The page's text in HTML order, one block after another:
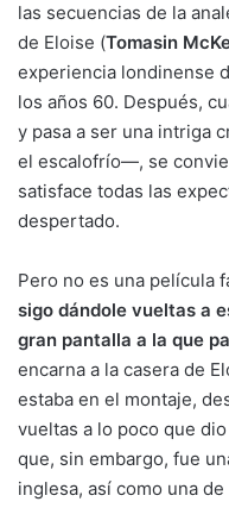
las secuencias de la
de Eloise (Tomasin
experiencia londinense
los años 60. Después,
y pasa a ser una intriga
el escalofrío—, se
satisface todas las
despertado.
Pero no es una película
sigo dándole vueltas a
gran pantalla a la que
encarna a la casera de
estaba en el montaje,
vueltas a lo poco que
que, sin embargo, fue
inglesa, así como una